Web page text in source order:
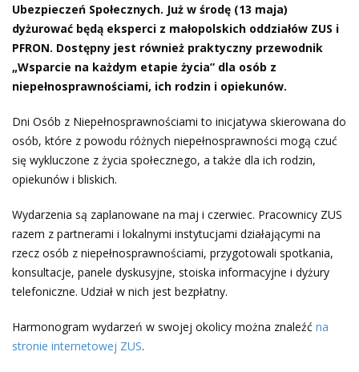
Ubezpieczeń Społecznych. Już w środę (13 maja)
dyżurować będą eksperci z małopolskich oddziałów ZUS i
PFRON. Dostępny jest również praktyczny przewodnik
„Wsparcie na każdym etapie życia” dla osób z
niepełnosprawnościami, ich rodzin i opiekunów.
Dni Osób z Niepełnosprawnościami to inicjatywa skierowana do
osób, które z powodu różnych niepełnosprawności mogą czuć
się wykluczone z życia społecznego, a także dla ich rodzin,
opiekunów i bliskich.
Wydarzenia są zaplanowane na maj i czerwiec. Pracownicy ZUS
razem z partnerami i lokalnymi instytucjami działającymi na
rzecz osób z niepełnosprawnościami, przygotowali spotkania,
konsultacje, panele dyskusyjne, stoiska informacyjne i dyżury
telefoniczne. Udział w nich jest bezpłatny.
Harmonogram wydarzeń w swojej okolicy można znaleźć na
stronie internetowej ZUS.